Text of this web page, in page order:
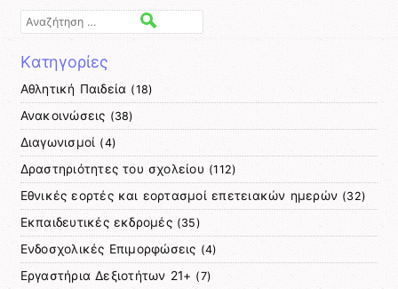
Αναζήτηση
Kατηγορίες
Αθλητική Παιδεία (18)
Ανακοινώσεις (38)
Διαγωνισμοί (4)
Δραστηριότητες του σχολείου (112)
Εθνικές εορτές και εορτασμοί επετειακών ημερών (32)
Εκπαιδευτικές εκδρομές(35)
Ενδοσχολικές Επιμορφώσεις (4)
Εργαστήρια Δεξιοτήτων 21+ (7)